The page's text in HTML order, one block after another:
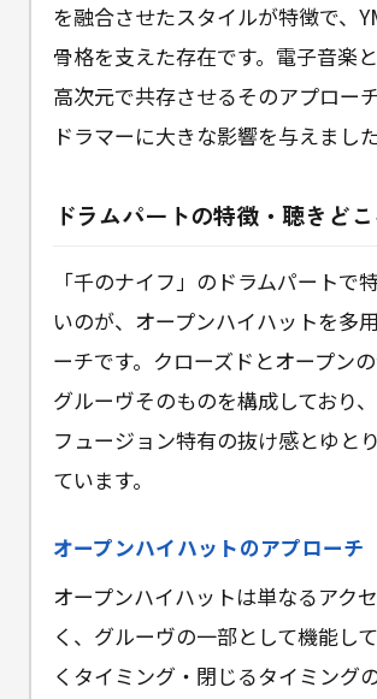
を融合させたスタイルが特徴で、
骨格を支えた存在です。電子音楽
高次元で共存させるそのアプロー
ドラマーに大きな影響を与えました
ドラムパートの特徴・聴きど
「千のナイフ」のドラムパートで
いのが、オープンハイハットを多
ーチです。クローズドとオープン
グルーヴそのものを構成しており
フュージョン特有の抜け感とゆと
ています。
オープンハイハットのアプローチ
オープンハイハットは単なるアク
く、グルーヴの一部として機能し
くタイミング・閉じるタイミング